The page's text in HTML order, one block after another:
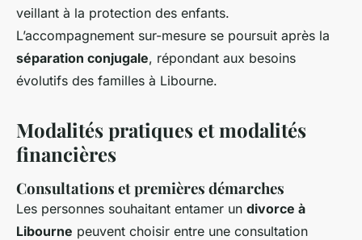
veillant à la protection des enfants.
L’accompagnement sur-mesure se poursuit après la
séparation conjugale, répondant aux besoins
évolutifs des familles à Libourne.
Modalités pratiques et modalités
financières
Consultations et premières démarches
Les personnes souhaitant entamer un divorce à
Libourne peuvent choisir entre une consultation